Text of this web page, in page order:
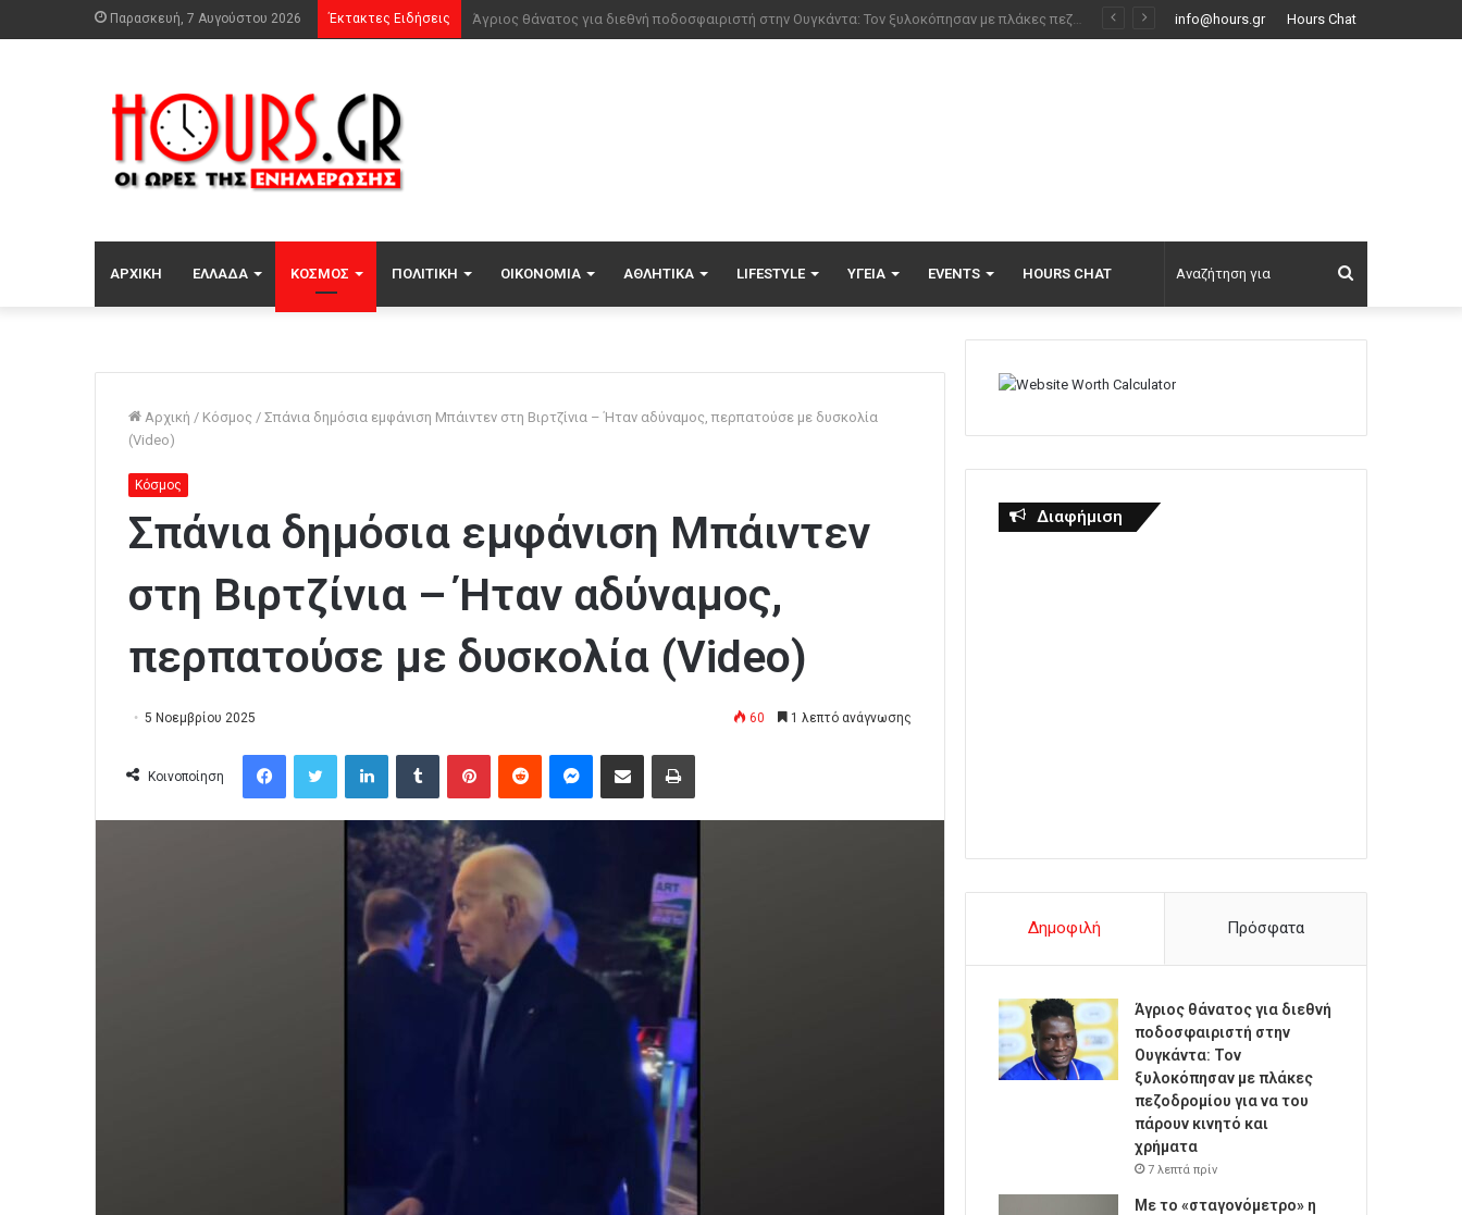
Παρασκευή, 7 Αυγούστου 2026 Έκτακτες Ειδήσεις Με το «σταγονόμετρο» η διέλευση πλοίων από το Στενό του Ορμούζ, μόλις 33 σε τέσσερις ημέρες info@hours.gr Hours Chat
ΑΡΧΙΚΉ ΕΛΛΆΔΑ ΚΌΣΜΟΣ ΠΟΛΙΤΙΚΉ ΟΙΚΟΝΟΜΊΑ ΑΘΛΗΤΙΚΆ LIFESTYLE ΥΓΕΊΑ EVENTS HOURS CHAT
για
Αρχική / Κόσμος / Σπάνια δημόσια εμφάνιση Μπάιντεν στη Βιρτζίνια – Ήταν αδύναμος, περπατούσε με δυσκολία
(Video)
Κόσμος
Σπάνια δημόσια εμφάνιση Μπάιντεν
στη Βιρτζίνια – Ήταν αδύναμος,
περπατούσε με δυσκολία (Video)
5 Νοεμβρίου 2025 60 1 λεπτό ανάγνωσης
Κοινοποίηση
Διαφήμιση
Δημοφιλή Πρόσφατα
Άγριος θάνατος για διεθνή
ποδοσφαιριστή στην
Ουγκάντα: Τον
ξυλοκόπησαν με πλάκες
πεζοδρομίου για να του
πάρουν κινητό και
χρήματα
7 λεπτά πρίν
Με το «σταγονόμετρο» η